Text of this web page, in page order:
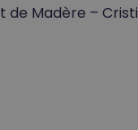
Madère –